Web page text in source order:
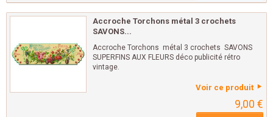
Accroche Torchons métal 3 crochets
SAVONS...
Accroche Torchons métal 3 crochets SAVONS
SUPERFINS AUX FLEURS déco publicité rétro
vintage.
Voir ce produit
9,00 €